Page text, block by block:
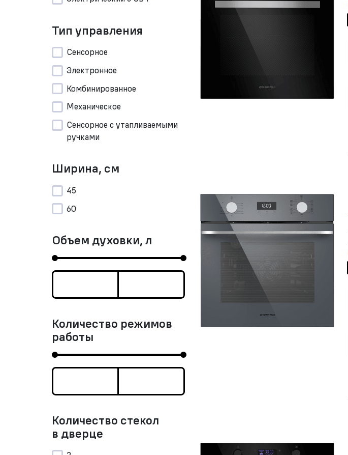
Тип управления
Сенсорное
Электронное
Комбинированное
Механическое
Сенсорное с утапливаемыми
ручками
Ширина, см
45
60
Объем духовки, л
Количество режимов
работы
Количество стекол
в дверце